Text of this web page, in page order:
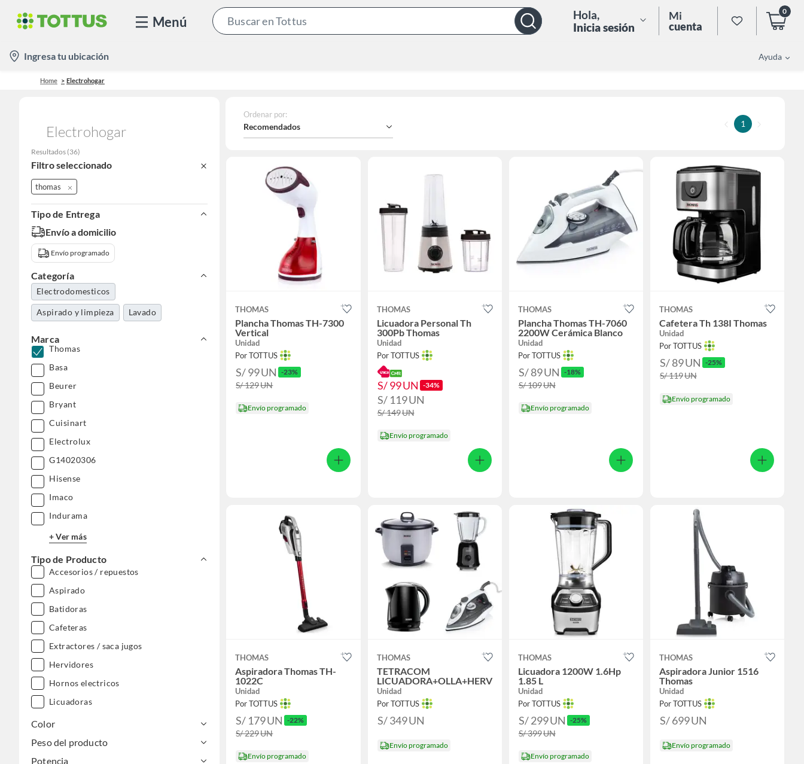
Menú
Bar
Hola,
Inicia sesión
Mi
cuenta
0
location-
icon
Ingresa tu ubicación Ayuda
Home Electrohogar
Electrohogar
Resultados (36)
Filtro seleccionado
thomas
Tipo de Entrega
Envío a domicilio
Envío programado
Categoría
Electrodomesticos
Aspirado y limpieza Lavado
Marca
Thomas
Basa
Beurer
Bryant
Cuisinart
Electrolux
G14020306
Hisense
Imaco
Indurama
+ Ver más
Tipo de Producto
Accesorios / repuestos
Aspirado
Batidoras
Cafeteras
Extractores / saca jugos
Hervidores
Hornos electricos
Licuadoras
Otros electro
Planchas
Color
Peso del producto
Potencia
Ordenar por:
Recomendados 1
THOMAS
Plancha Thomas TH-7300
Vertical
Unidad
Por TOTTUS
S/ 99UN -23%
S/ 129UN
Envío programado
THOMAS
Licuadora Personal Th
300Pb Thomas
Unidad
Por TOTTUS
S/ 99UN -34%
S/ 119UN
S/ 149UN
Envío programado
THOMAS
Plancha Thomas TH-7060
2200W Cerámica Blanco
Unidad
Por TOTTUS
S/ 89UN -18%
S/ 109UN
Envío programado
THOMAS
Cafetera Th 138I Thomas
Unidad
Por TOTTUS
S/ 89UN -25%
S/ 119UN
Envío programado
THOMAS
Aspiradora Thomas TH-
1022C
Unidad
Por TOTTUS
S/ 179UN -22%
S/ 229UN
Envío programado
THOMAS
TETRACOM
LICUADORA+OLLA+HERVIDOR+PLANCHA
Unidad
Por TOTTUS
S/ 349UN
Envío programado
THOMAS
Licuadora 1200W 1.6Hp
1.85 L
Unidad
Por TOTTUS
S/ 299UN -25%
S/ 399UN
Envío programado
THOMAS
Aspiradora Junior 1516
Thomas
Unidad
Por TOTTUS
S/ 699UN
Envío programado